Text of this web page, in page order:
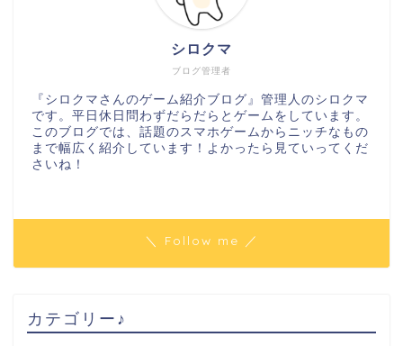
ブログ管理者
シロクマ
『シロクマさんのゲーム紹介ブログ』管理人のシロクマ
です。平日休日問わずだらだらとゲームをしています。
このブログでは、話題のスマホゲームからニッチなもの
まで幅広く紹介しています！よかったら見ていってくだ
さいね！
＼ Follow me ／
カテゴリー♪